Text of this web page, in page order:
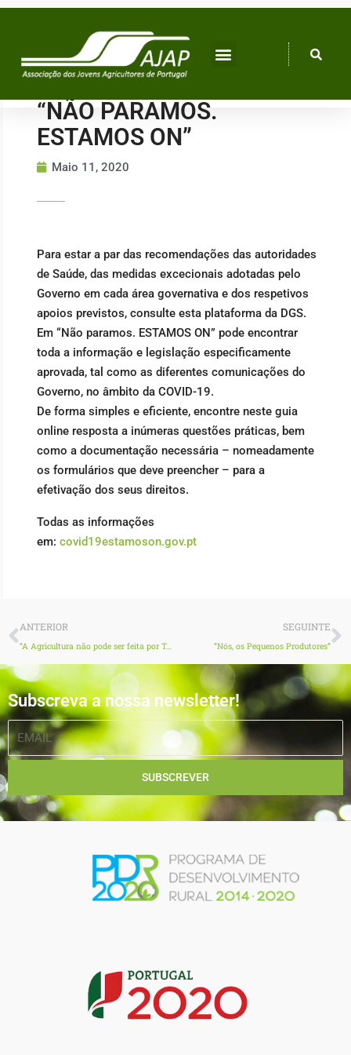
Skip
“NÃO PARAMOS.
ESTAMOS ON”
Maio 11, 2020
Para estar a par das recomendações das autoridades
de Saúde, das medidas excecionais adotadas pelo
Governo em cada área governativa e dos respetivos
apoios previstos, consulte esta plataforma da DGS.
Em “Não paramos. ESTAMOS ON” pode encontrar
toda a informação e legislação especificamente
aprovada, tal como as diferentes comunicações do
Governo, no âmbito da COVID-19.
De forma simples e eficiente, encontre neste guia
online resposta a inúmeras questões práticas, bem
como a documentação necessária – nomeadamente
os formulários que deve preencher – para a
efetivação dos seus direitos.
Todas as informações
em: covid19estamoson.gov.pt
Prev
ANTERIOR
“A Agricultura não pode ser feita por Teletrabalho”
SEGUINTE
“Nós, os Pequenos Produtores”
Subscreva a nossa newsletter!
EMAIL
SUBSCREVER